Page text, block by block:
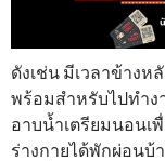
ดังเช่น มีเวลาข้างห
พร้อมสำหรับไปทำง
อาบน้ำเตรียมนอนเ
ร่างกายได้พักผ่อนบ้